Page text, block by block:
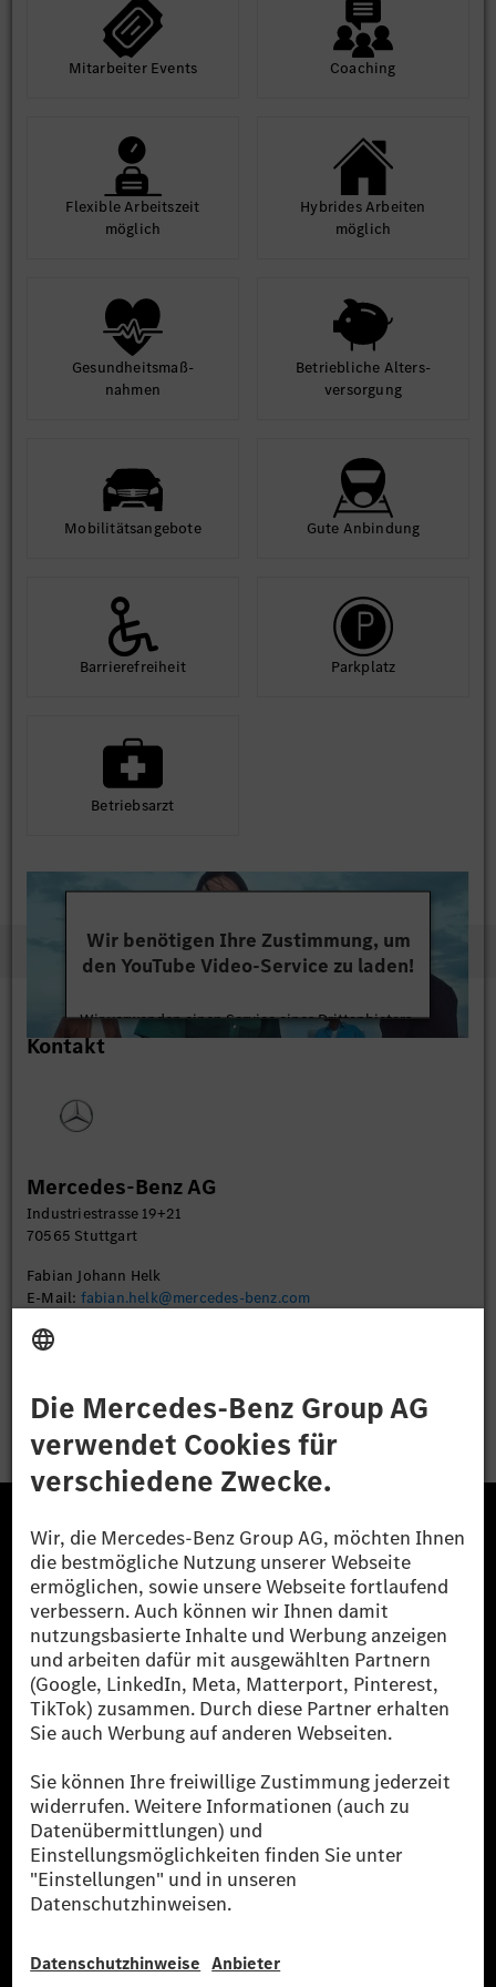
Mit­arbeiter Events Coaching
Flexible Arbeits­zeit
möglich
Hybrides Arbeiten
möglich
Gesund­heits­maß­
nahmen
Betrieb­liche Alters­
ver­sorgung
Mobilitäts­angebote Gute An­bindung
Barriere­frei­heit Park­platz
Betriebs­arzt
Wir benötigen Ihre Zustimmung, um
den YouTube Video-Service zu laden!
Wir verwenden einen Service eines Drittanbieters,
um Videoinhalte einzubetten. Dieser Service kann
Kontakt
Mercedes-Benz AG
Industriestrasse 19+21
70565 Stuttgart
Fabian Johann Helk
E-Mail: fabian.helk@mercedes-benz.com
Bewerben
Die Mercedes-Benz Group.
Die Mercedes-Benz Group AG (ehemals Daimler AG)
ist eines der erfolgreichsten Automobilunternehmen
der Welt. Mit der Mercedes-Benz AG gehören wir zu
den größten Anbietern von Premium- und Luxus-Pkw
und Vans. Die Mercedes-Benz Mobility AG bietet
Finanzierung, Leasing, Fahrzeugabos und –miete,
Flottenmanagement, digitale Services rund um Laden
und Bezahlen, die Vermittlung von Versicherungen
sowie innovative Mobilitätsdienstleistungen an.
Mehr erfahren